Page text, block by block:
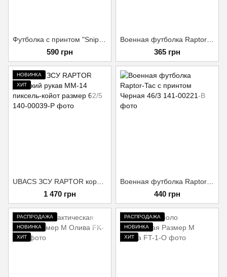
590 грн 365 грн
НОВИНКА
ХИТ
1 470 грн 440 грн
РАСПРОДАЖА
НОВИНКА
ХИТ
РАСПРОДАЖА
НОВИНКА
ХИТ